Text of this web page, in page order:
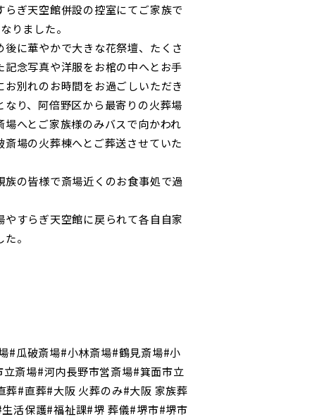
ぎ天空館併設の控室にてご家族で
りました。
に華やかで大きな花祭壇、たくさ
念写真や洋服をお棺の中へとお手
別れのお時間をお過ごしいただき
なり、阿倍野区から最寄りの火葬場
へとご家族様のみバスで向かわれ
場の火葬棟へとご葬送させていた
族の皆様で斎場近くのお食事処で過
すらぎ天空館に戻られて各自自家
。
#瓜破斎場#小林斎場#鶴見斎場#小
斎場#河内長野市営斎場#箕面市立
葬#直葬#大阪 火葬のみ#大阪 家族葬
活保護#福祉課#堺 葬儀#堺市#堺市